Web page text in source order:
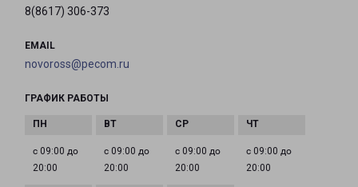
8(8617) 306-373
EMAIL
novoross@pecom.ru
ГРАФИК РАБОТЫ
с 09:00 до
20:00
с 09:00 до
20:00
с 09:00 до
20:00
с 09:00 до
20:00